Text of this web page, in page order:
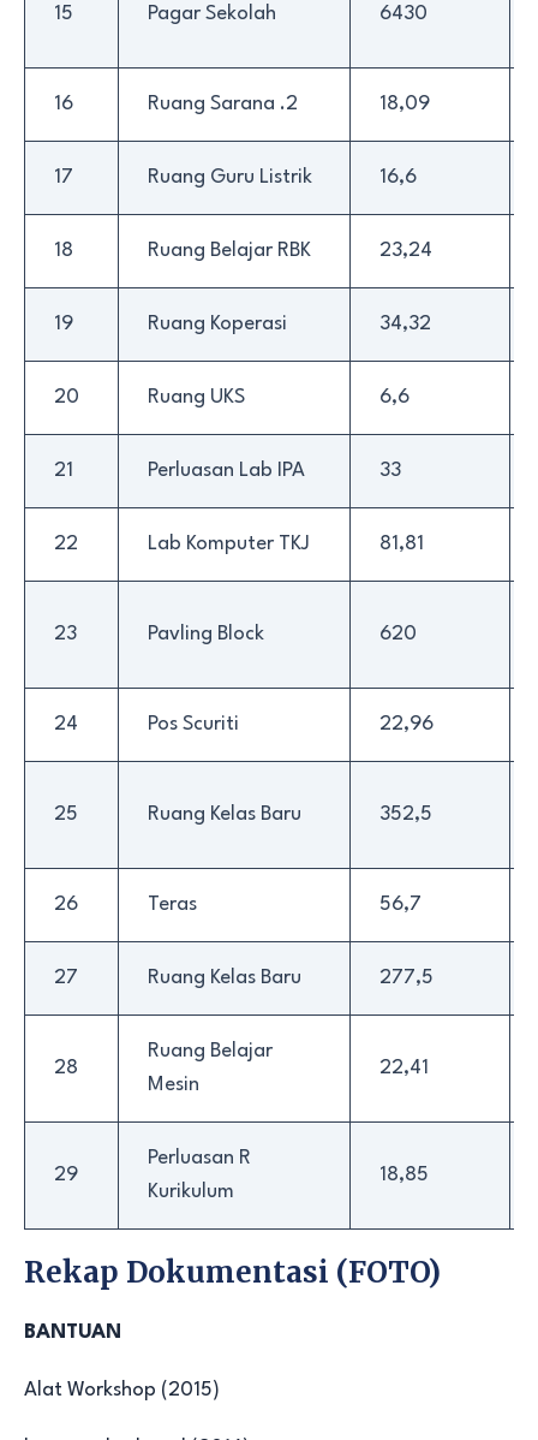
15 Pagar Sekolah 6430
16 Ruang Sarana .2 18,09
17 Ruang Guru Listrik 16,6
18 Ruang Belajar RBK 23,24
19 Ruang Koperasi 34,32
20 Ruang UKS 6,6
21 Perluasan Lab IPA 33
22 Lab Komputer TKJ 81,81
23 Pavling Block 620
24 Pos Scuriti 22,96
25 Ruang Kelas Baru 352,5
26 Teras 56,7
27 Ruang Kelas Baru 277,5
28
Ruang Belajar
Mesin
22,41
29
Perluasan R
Kurikulum
18,85
Rekap Dokumentasi (FOTO)
BANTUAN
Alat Workshop (2015)